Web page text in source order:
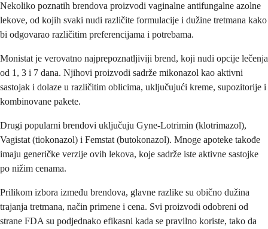
Nekoliko poznatih brendova proizvodi vaginalne antifungalne azolne
lekove, od kojih svaki nudi različite formulacije i dužine tretmana kako
bi odgovarao različitim preferencijama i potrebama.
Monistat je verovatno najprepoznatljiviji brend, koji nudi opcije lečenja
od 1, 3 i 7 dana. Njihovi proizvodi sadrže mikonazol kao aktivni
sastojak i dolaze u različitim oblicima, uključujući kreme, supozitorije i
kombinovane pakete.
Drugi popularni brendovi uključuju Gyne-Lotrimin (klotrimazol),
Vagistat (tiokonazol) i Femstat (butokonazol). Mnoge apoteke takođe
imaju generičke verzije ovih lekova, koje sadrže iste aktivne sastojke
po nižim cenama.
Prilikom izbora između brendova, glavne razlike su obično dužina
trajanja tretmana, način primene i cena. Svi proizvodi odobreni od
strane FDA su podjednako efikasni kada se pravilno koriste, tako da